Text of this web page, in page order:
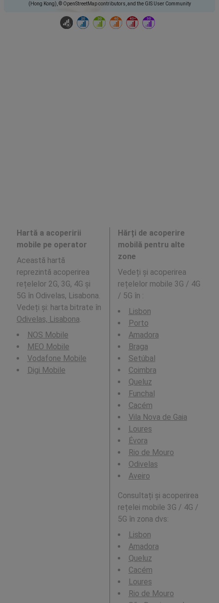
(Hong Kong), © OpenStreetMap contributors, and the GIS User Community
Hartă a acoperirii
mobile pe operator
Această hartă
reprezintă acoperirea
rețelelor 2G, 3G, 4G și
5G în Odivelas, Lisabona.
Vedeți și: harta bitrate în
Odivelas, Lisabona.
NOS Mobile
MEO Mobile
Vodafone Mobile
Digi Mobile
Hărți de acoperire
mobilă pentru alte
zone
Vedeți și acoperirea
rețelelor mobile 3G / 4G
/ 5G în :
Lisbon
Porto
Amadora
Braga
Setúbal
Coimbra
Queluz
Funchal
Cacém
Vila Nova de Gaia
Loures
Évora
Rio de Mouro
Odivelas
Aveiro
Consultați și acoperirea
rețelei mobile 3G / 4G /
5G în zona dvs:
Lisbon
Amadora
Queluz
Cacém
Loures
Rio de Mouro